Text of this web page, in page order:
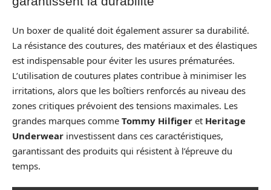
Un boxer de qualité doit également assurer sa durabilité.
La résistance des coutures, des matériaux et des élastiques
est indispensable pour éviter les usures prématurées.
L’utilisation de coutures plates contribue à minimiser les
irritations, alors que les boîtiers renforcés au niveau des
zones critiques prévoient des tensions maximales. Les
grandes marques comme Tommy Hilfiger et Heritage
Underwear investissent dans ces caractéristiques,
garantissant des produits qui résistent à l’épreuve du
temps.